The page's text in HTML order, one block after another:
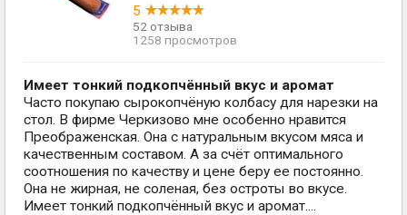
5
52 отзыва
1258 просмотров
Имеет тонкий подкопчённый вкус и аромат
Часто покупаю сырокопчёную колбасу для нарезки на
стол. В фирме Черкизово мне особенно нравится
Преображенская. Она с натуральным вкусом мяса и
качественным составом. А за счёт оптимального
соотношения по качеству и цене беру ее постоянно.
Она не жирная, не соленая, без остроты во вкусе.
Имеет тонкий подкопчённый вкус и аромат....